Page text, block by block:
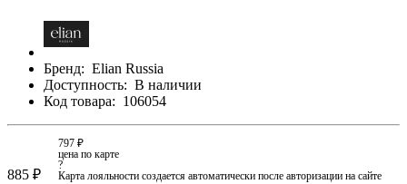
Бренд: Elian Russia
Доступность: В наличии
Код товара: 106054
885 ₽
797 ₽
цена по карте
?
Карта лояльности создается автоматически после авторизации на сайте